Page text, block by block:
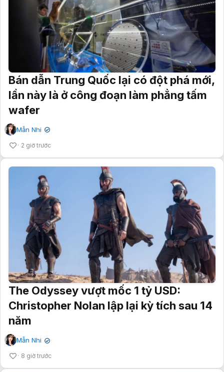
Bán dẫn Trung Quốc lại có đột phá mới,
lần này là ở công đoạn làm phẳng tấm
wafer
Mẫn Nhi ✔
2 giờ trước
The Odyssey vượt mốc 1 tỷ USD:
Christopher Nolan lập lại kỳ tích sau 14
năm
Mẫn Nhi ✔
8 giờ trước